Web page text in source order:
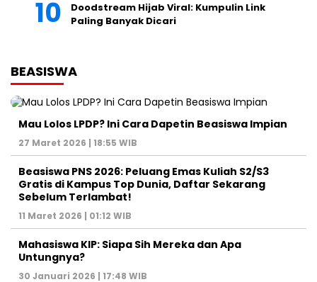
Doodstream Hijab Viral: Kumpulin Link
Paling Banyak Dicari
BEASISWA
Mau Lolos LPDP? Ini Cara Dapetin Beasiswa Impian
27 Maret 2026 | 18:55 WIB
Beasiswa PNS 2026: Peluang Emas Kuliah S2/S3
Gratis di Kampus Top Dunia, Daftar Sekarang
Sebelum Terlambat!
11 Maret 2026 | 01:12 WIB
Mahasiswa KIP: Siapa Sih Mereka dan Apa
Untungnya?
30 Januari 2026 | 17:48 WIB